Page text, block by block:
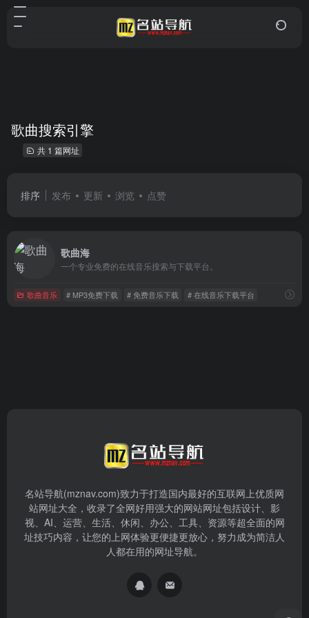
歌曲搜索引擎
共 1 篇网址
排序 发布 更新 浏览 点赞
歌曲海
一个专业免费的在线音乐搜索与下载平台。
歌曲音乐 # MP3免费下载 # 免费音乐下载 # 在线音乐下载平台
名站导航(mznav.com)致力于打造国内最好的互联网上优质网
站网址大全，收录了全网好用强大的网站网址包括设计、影
视、AI、运营、生活、休闲、办公、工具、资源等超全面的网
址技巧内容，让您的上网体验更便捷更放心，努力成为简洁人
人都在用的网址导航。